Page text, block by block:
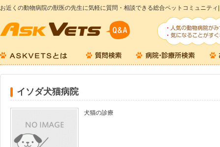
お近くの動物病院の獣医の先生に気軽に質問・相談できる総合ペットコミュニティ
イソダ犬猫病院
犬猫の診療